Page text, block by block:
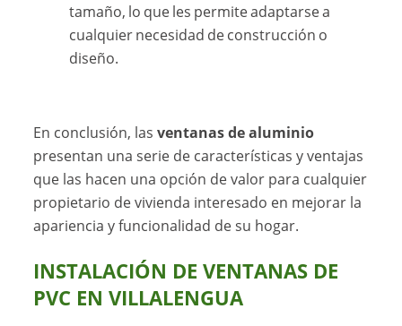
tamaño, lo que les permite adaptarse a
cualquier necesidad de construcción o
diseño.
En conclusión, lasventanas de aluminio
presentan una serie de características y ventajas
que las hacen una opción de valor para cualquier
propietario de vivienda interesado en mejorar la
apariencia y funcionalidad de su hogar.
INSTALACIÓN DE VENTANAS DE
PVC EN VILLALENGUA